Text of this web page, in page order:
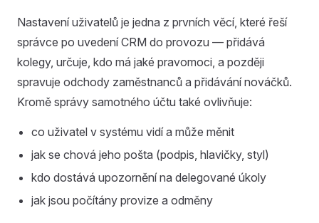
Nastavení uživatelů je jedna z prvních věcí, které řeší
správce po uvedení CRM do provozu — přidává
kolegy, určuje, kdo má jaké pravomoci, a později
spravuje odchody zaměstnanců a přidávání nováčků.
Kromě správy samotného účtu také ovlivňuje:
co uživatel v systému vidí a může měnit
jak se chová jeho pošta (podpis, hlavičky, styl)
kdo dostává upozornění na delegované úkoly
jak jsou počítány provize a odměny